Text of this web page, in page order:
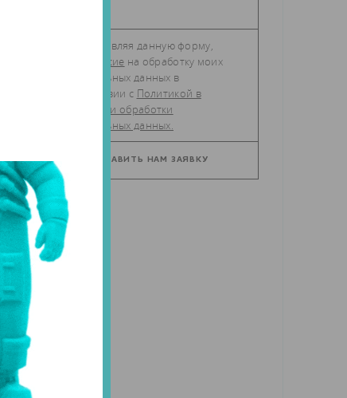
Отправляя данную форму,
согласие
персональных данных в
соответствии с Политикой в
отношении обработки
персональных данных.